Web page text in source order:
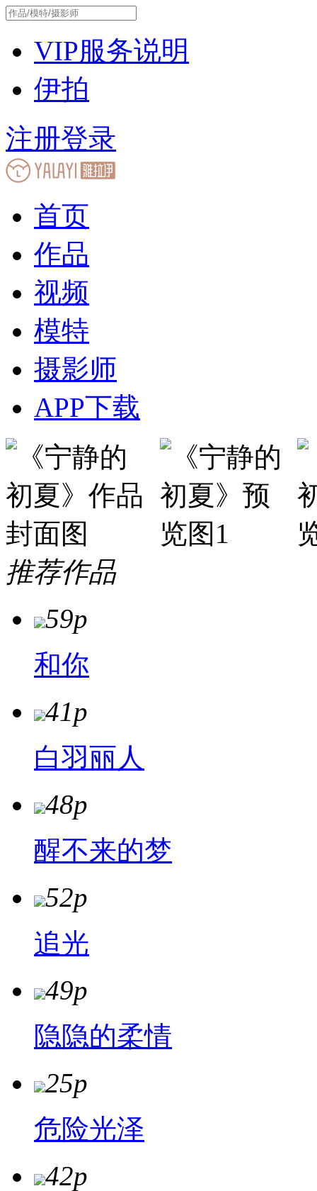
VIP服务说明
伊拍
注册登录
首页
作品
视频
模特
摄影师
APP下载
推荐作品
59p
和你
41p
白羽丽人
48p
醒不来的梦
52p
追光
49p
隐隐的柔情
25p
危险光泽
42p